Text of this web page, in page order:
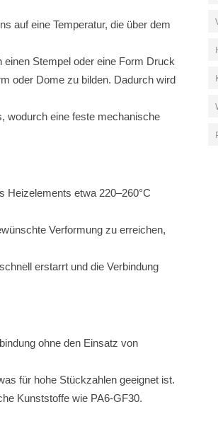
auf eine Temperatur, die über dem
Stempel oder eine Form Druck
oder Dome zu bilden. Dadurch wird
wodurch eine feste mechanische
Heizelements etwa 220–260°C
Verformung zu erreichen,
erstarrt und die Verbindung
ohne den Einsatz von
für hohe Stückzahlen geeignet ist.
Kunststoffe wie PA6-GF30.